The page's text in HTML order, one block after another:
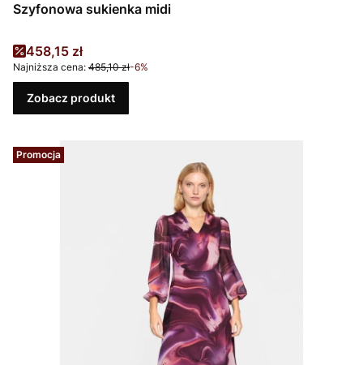
Szyfonowa sukienka midi
Cena promocyjna
458,15 zł
Najniższa cena: 485,10 zł-6%
Zobacz produkt
Promocja